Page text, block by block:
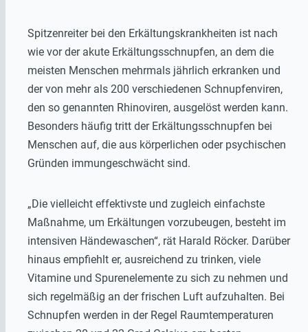
Spitzenreiter bei den Erkältungskrankheiten ist nach
wie vor der akute Erkältungsschnupfen, an dem die
meisten Menschen mehrmals jährlich erkranken und
der von mehr als 200 verschiedenen Schnupfenviren,
den so genannten Rhinoviren, ausgelöst werden kann.
Besonders häufig tritt der Erkältungsschnupfen bei
Menschen auf, die aus körperlichen oder psychischen
Gründen immungeschwächt sind.
„Die vielleicht effektivste und zugleich einfachste
Maßnahme, um Erkältungen vorzubeugen, besteht im
intensiven Händewaschen“, rät Harald Röcker. Darüber
hinaus empfiehlt er, ausreichend zu trinken, viele
Vitamine und Spurenelemente zu sich zu nehmen und
sich regelmäßig an der frischen Luft aufzuhalten. Bei
Schnupfen werden in der Regel Raumtemperaturen